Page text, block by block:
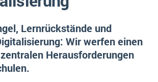
eines CRM-Systems
Lieferanten
Lernrückstände und
Wir werfen einen
Herausforderungen